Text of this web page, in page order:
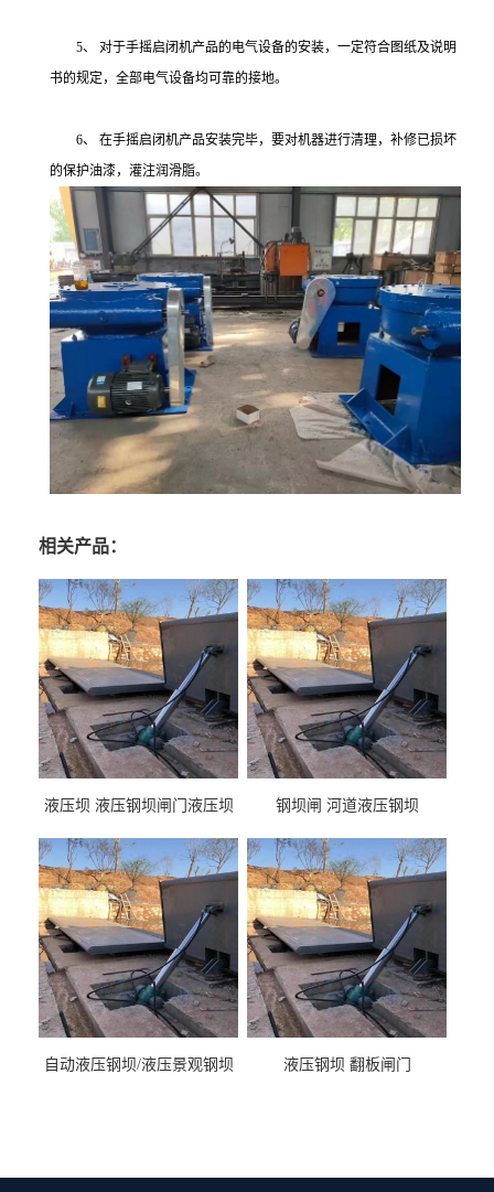
5、 对于手摇启闭机产品的电气设备的安装，一定符合图纸及说明
书的规定，全部电气设备均可靠的接地。
6、 在手摇启闭机产品安装完毕，要对机器进行清理，补修已损坏
的保护油漆，灌注润滑脂。
相关产品：
液压坝 液压钢坝闸门液压坝
钢坝闸 河道液压钢坝
自动液压钢坝/液压景观钢坝 液压钢坝 翻板闸门